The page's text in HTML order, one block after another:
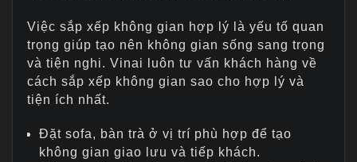
Việc sắp xếp không gian hợp lý là yếu tố quan
trọng giúp tạo nên không gian sống sang trọng
và tiện nghi. Vinai luôn tư vấn khách hàng về
cách sắp xếp không gian sao cho hợp lý và
tiện ích nhất.
Đặt sofa, bàn trà ở vị trí phù hợp để tạo
không gian giao lưu và tiếp khách.